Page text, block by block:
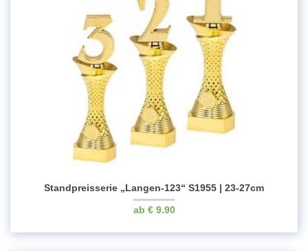
Standpreisserie „Langen-123“ S1955 | 23-27cm
€9.90